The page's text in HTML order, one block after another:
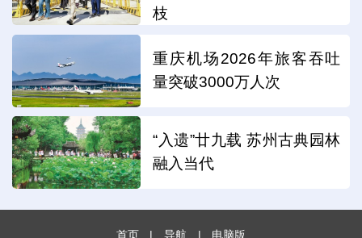
枝
重庆机场2026年旅客吞吐
量突破3000万人次
“入遗”廿九载 苏州古典园林
融入当代
首页 | 导航 | 电脑版